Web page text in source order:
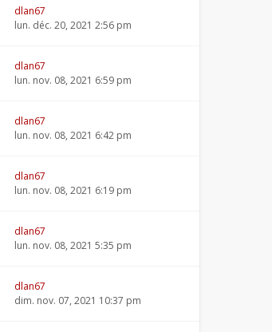
dlan67
lun. déc. 20, 2021 2:56 pm
dlan67
lun. nov. 08, 2021 6:59 pm
dlan67
lun. nov. 08, 2021 6:42 pm
dlan67
lun. nov. 08, 2021 6:19 pm
dlan67
lun. nov. 08, 2021 5:35 pm
dlan67
dim. nov. 07, 2021 10:37 pm